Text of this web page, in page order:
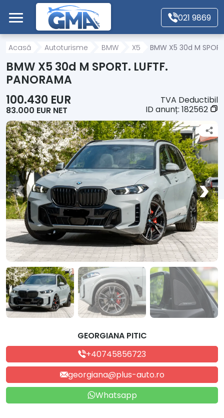
Mergi direct la conținutul principal
021 9869
Acasă
Autoturisme
Motociclete
Autoutilitare
Alte tipuri vehicule
Despre Noi
Contact
Acasă Autoturisme BMW X5 BMW X5 30d M
BMW X5 30d M SPORT. LUFTF.
PANORAMA
100.430 EUR
83.000 EUR NET
TVA Deductibil
ID anunț: 182562
GEORGIANA PITIC
+40745856723
georgiana@plus-auto.ro
Whatsapp